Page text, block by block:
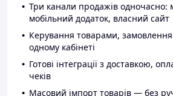
Три канали продажів одночасно:
мобільний додаток, власний сайт
Керування товарами,
одному кабінеті
Готові інтеграції з доставкою,
чеків
Масовий імпорт товарів — без